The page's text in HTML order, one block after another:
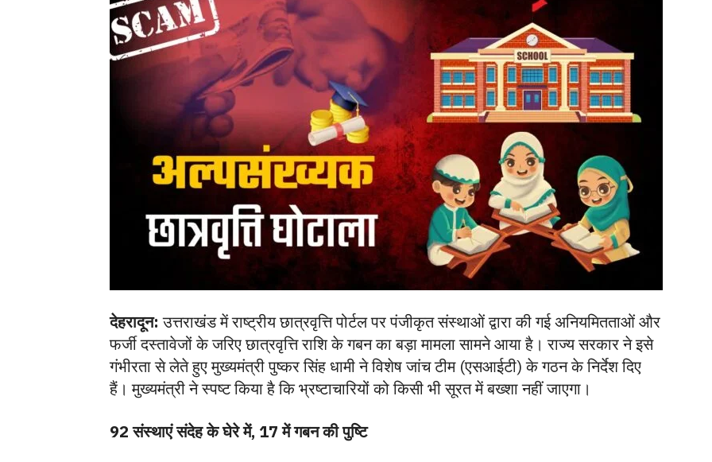
देहरादून:उत्तराखंड में राष्ट्रीय छात्रवृत्ति पोर्टल पर पंजीकृत संस्थाओं द्वारा की गई अनियमितताओं और
फर्जी दस्तावेजों के जरिए छात्रवृत्ति राशि के गबन का बड़ा मामला सामने आया है। राज्य सरकार ने इसे
गंभीरता से लेते हुए मुख्यमंत्री पुष्कर सिंह धामी ने विशेष जांच टीम (एसआईटी) के गठन के निर्देश दिए
हैं। मुख्यमंत्री ने स्पष्ट किया है कि भ्रष्टाचारियों को किसी भी सूरत में बख्शा नहीं जाएगा।
92 संस्थाएं संदेह के घेरे में, 17 में गबन की पुष्टि